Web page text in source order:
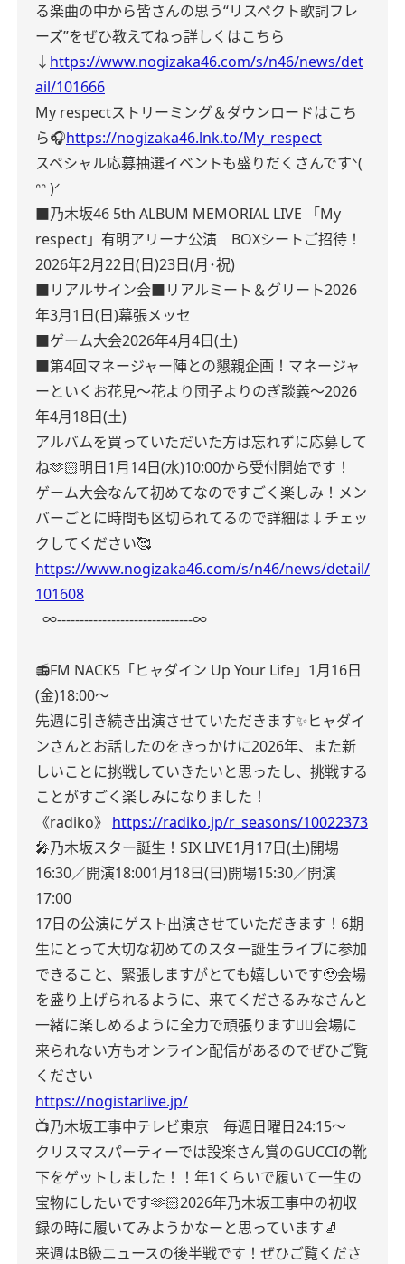
る楽曲の中から皆さんの思う“リスペクト歌詞フレ
ーズ”をぜひ教えてねっ詳しくはこちら
↓ https://www.nogizaka46.com/s/n46/news/det
ail/101666
My respectストリーミング＆ダウンロードはこち
ら🎧https://nogizaka46.lnk.to/My_respect
スペシャル応募抽選イベントも盛りだくさんですᐠ(
ᐢᐢ )ᐟ
■乃⽊坂46 5th ALBUM MEMORIAL LIVE 「My
respect」有明アリーナ公演 BOXシートご招待！
2026年2月22日(日)23日(月･祝)
■リアルサイン会■リアルミート＆グリート2026
年3月1日(日)幕張メッセ
■ゲーム大会2026年4月4日(土)
■第4回マネージャー陣との懇親企画！マネージャ
ーといくお花見～花より団子よりのぎ談義～2026
年4月18日(土)
アルバムを買っていただいた方は忘れずに応募して
ね🫶🏻明日1月14日(水)10:00から受付開始です！
ゲーム大会なんて初めてなのですごく楽しみ！ メン
バーごとに時間も区切られてるので詳細は↓チェッ
クしてください🥰
https://www.nogizaka46.com/s/n46/news/detail/
101608
∞------------------------------∞
📻FM NACK5「ヒャダイン Up Your Life」 1月16日
(金)18:00〜
先週に引き続き出演させていただきます✨️ヒャダイ
ンさんとお話したのをきっかけに2026年、また新
しいことに挑戦していきたいと思ったし、挑戦する
ことがすごく楽しみになりました！
《radiko》 https://radiko.jp/r_seasons/10022373
🎤乃木坂スター誕生！SIX LIVE1月17日(土)開場
16:30／開演18:001月18日(日)開場15:30／開演
17:00
17日の公演にゲスト出演させていただきます！ 6期
生にとって大切な初めてのスター誕生ライブに参加
できること、緊張しますがとても嬉しいです🥹会場
を盛り上げられるように、来てくださるみなさんと
一緒に楽しめるように全力で頑張ります✊🏻‪会場に
来られない方もオンライン配信があるのでぜひご覧
ください
https://nogistarlive.jp/
📺乃木坂工事中テレビ東京 毎週日曜日24:15〜
クリスマスパーティーでは設楽さん賞のGUCCIの靴
下をゲットしました！！ 年1くらいで履いて一生の
宝物にしたいです🫶🏻2026年乃木坂工事中の初収
録の時に履いてみようかなーと思っています🧦
来週はB級ニュースの後半戦です！ ぜひご覧くださ